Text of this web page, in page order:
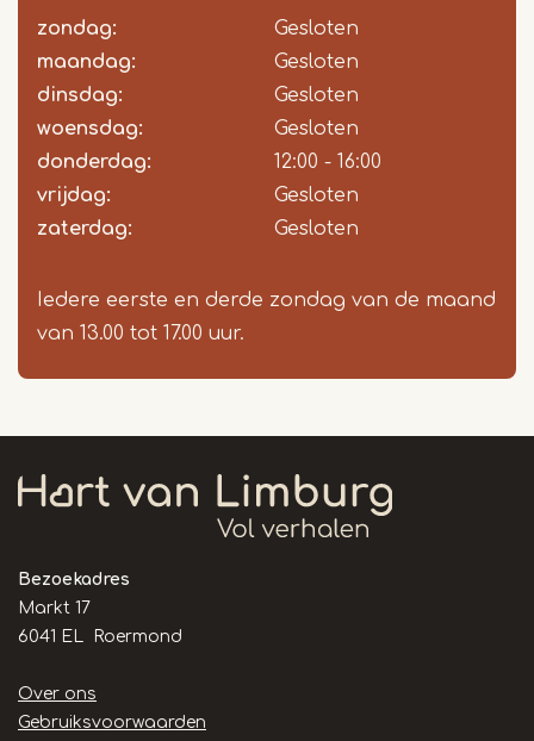
Dag
Time
slot
Reactie
zondag:
Gesloten
maandag:
Gesloten
dinsdag:
Gesloten
woensdag:
Gesloten
donderdag:
12:00 - 16:00
vrijdag:
Gesloten
zaterdag:
Gesloten
Iedere eerste en derde zondag van de maand
van 13.00 tot 17.00 uur.
Bezoekadres
Markt 17
6041 EL Roermond
Handige
links
Over ons
Gebruiksvoorwaarden